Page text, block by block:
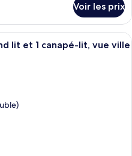
Voir les prix
Une chambre d’hôtel équipée d’un
lit et 1 canapé-lit, vue ville